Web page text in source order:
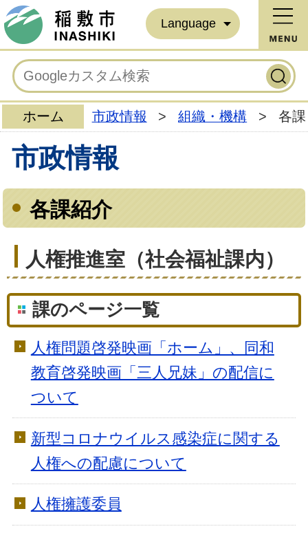
Language
ホーム 市政情報 > 組織・機構 > 各
市政情報
各課紹介
人権推進室（社会福祉課内）
課のページ一覧
人権問題啓発映画「ホーム」、同和
教育啓発映画「三人兄妹」の配信に
ついて
新型コロナウイルス感染症に関する
人権への配慮について
人権擁護委員